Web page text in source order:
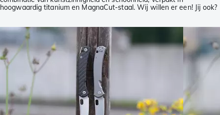
hoogwaardig titanium en MagnaCut-staal. Wij willen er een! Jij ook?